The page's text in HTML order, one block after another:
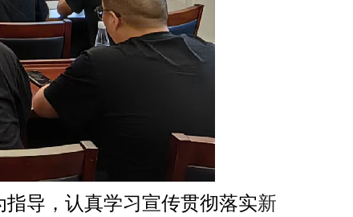
导，认真学习宣传贯彻落实新